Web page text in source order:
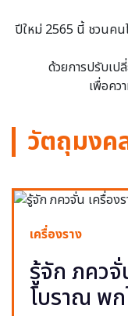
ปีใหม่ 2565 นี้ ชวนคน
ด้วยการปรับเ
เพื่อคว
วัตถุมงค
เครื่องราง
รู้จัก ภควจั่
โบราณ พ